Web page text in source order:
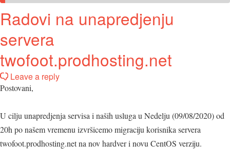
Radovi na unapredjenju
servera
twofoot.prodhosting.net
Leave a reply
Postovani,
U cilju unapredjenja servisa i naših usluga u Nedelju (09/08/2020) od
20h po našem vremenu izvršicemo migraciju korisnika servera
twofoot.prodhosting.net na nov hardver i novu CentOS verziju.